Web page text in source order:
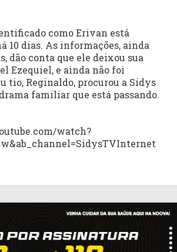
como Erivan está
10 dias. As informações, ainda
dão conta que ele deixou sua
Ezequiel, e ainda não foi
tio, Reginaldo, procurou a Sidys
familiar que está passando.
watch?